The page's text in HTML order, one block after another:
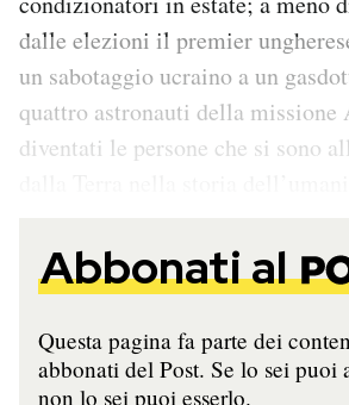
dalle elezioni il premier
un sabotaggio ucraino a un
quattro astronauti della missione
diventati le persone che si sono
Abbonati al
Questa pagina fa parte dei
abbonati del Post. Se lo sei puoi
non lo sei puoi esserlo.